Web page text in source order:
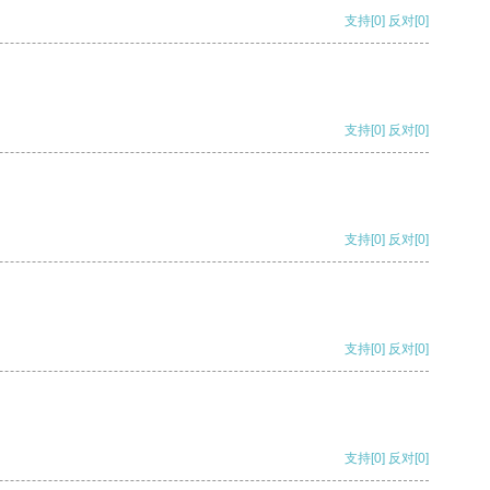
支持[0] 反对[0]
支持[0] 反对[0]
支持[0] 反对[0]
支持[0] 反对[0]
支持[0] 反对[0]